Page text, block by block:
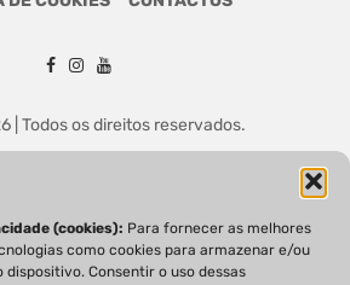
(cookies): Para fornecer as melhores
como cookies para armazenar e/ou
Consentir o uso dessas
| Todos os direitos reservados.